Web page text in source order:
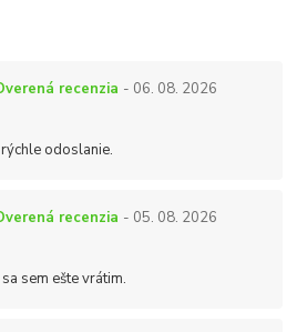
recenzia - 06. 08. 2026
odoslanie.
recenzia - 05. 08. 2026
sem ešte vrátim.